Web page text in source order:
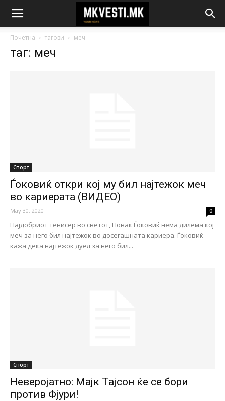
Почетна тагови меч
таг: меч
Спорт
Ѓоковиќ откри кој му бил најтежок меч
во кариерата (ВИДЕО)
May 30, 2020 0
Најдобриот тенисер во светот, Новак Ѓоковиќ нема дилема кој
меч за него бил најтежок во досегашната кариера. Ѓоковиќ
кажа дека најтежок дуел за него бил...
Спорт
Неверојатно: Мајк Тајсон ќе се бори
против Фјури!